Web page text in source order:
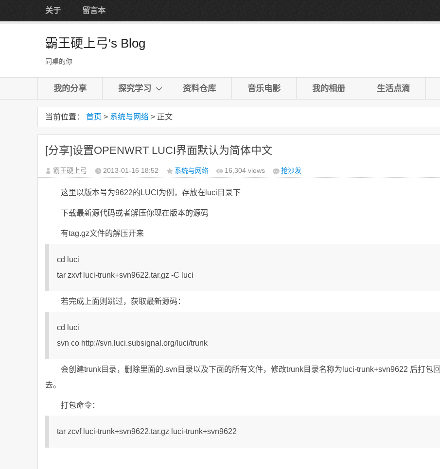
关于 留言本
霸王硬上弓's Blog
同桌的你
我的分享 探究学习 资料仓库 音乐电影 我的相册 生活点滴
当前位置： 首页 > 系统与网络 > 正文
[分享]设置OPENWRT LUCI界面默认为简体中文
霸王硬上弓 2013-01-16 18:52 系统与网络 16,304 views 抢沙发
这里以版本号为9622的LUCI为例，存放在luci目录下
下载最新源代码或者解压你现在版本的源码
有tag.gz文件的解压开来
cd luci
tar zxvf luci-trunk+svn9622.tar.gz -C luci
若完成上面则跳过，获取最新源码：
cd luci
svn co http://svn.luci.subsignal.org/luci/trunk
会创建trunk目录，删除里面的.svn目录以及下面的所有文件，修改trunk目录名称为luci-trunk+svn9622 后打包回
去。
打包命令：
tar zcvf luci-trunk+svn9622.tar.gz luci-trunk+svn9622